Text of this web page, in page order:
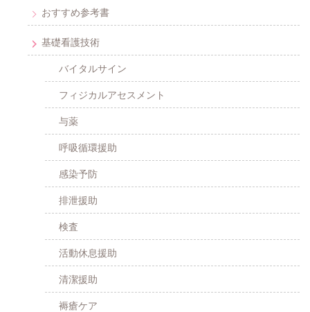
おすすめ参考書
基礎看護技術
バイタルサイン
フィジカルアセスメント
与薬
呼吸循環援助
感染予防
排泄援助
検査
活動休息援助
清潔援助
褥瘡ケア